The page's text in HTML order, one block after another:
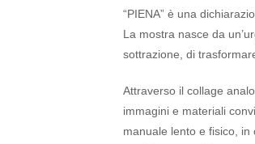
“PIENA” è una
La mostra nasce da
sottrazione, di
Attraverso il collage
immagini e materiali
manuale lento e fisico, in